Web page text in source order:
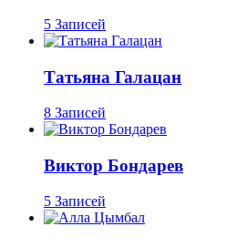
5 Записей
Татьяна Галацан
8 Записей
Виктор Бондарев
5 Записей